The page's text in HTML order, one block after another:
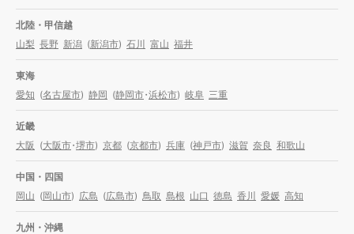
北陸・甲信越
山梨 長野 新潟 (新潟市) 石川 富山 福井
東海
愛知 (名古屋市) 静岡 (静岡市・浜松市) 岐阜 三重
近畿
大阪 (大阪市・堺市) 京都 (京都市) 兵庫 (神戸市) 滋賀 奈良 和歌山
中国・四国
岡山 (岡山市) 広島 (広島市) 鳥取 島根 山口 徳島 香川 愛媛 高知
九州・沖縄